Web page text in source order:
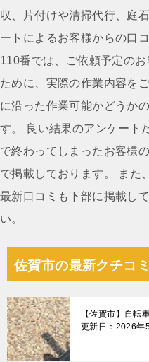
ビ
ゲ
ー
シ
ョ
ン
収、片付けや清掃代行、庭
ートによるお客様からの口
110番では、ご依頼予定の
ために、実際の作業内容を
に沿った作業可能かどうか
す。 良い結果のアンケート
で終わってしまったお客様
で掲載しております。 また
最新口コミも下部に掲載し
い。
佐賀市の最新クチコミ
【佐賀市】自
更新日：2026年